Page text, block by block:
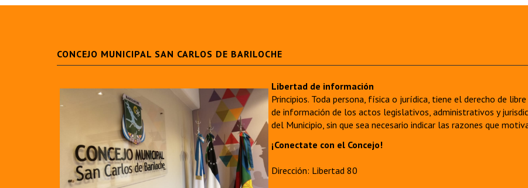
CONCEJO MUNICIPAL SAN CARLOS DE BARILOCHE
Libertad de información
Principios. Toda persona, física o jurídica, tiene el derecho de
de información de los actos legislativos, administrativos y
del Municipio, sin que sea necesario indicar las razones que
¡Conectate con el Concejo!
Dirección: Libertad 80